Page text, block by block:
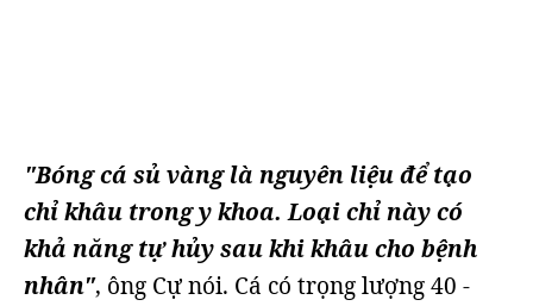
"Bóng cá sủ vàng là nguyên liệu để tạo
chỉ khâu trong y khoa. Loại chỉ này có
khả năng tự hủy sau khi khâu cho bệnh
nhân", ông Cự nói. Cá có trọng lượng 40 -